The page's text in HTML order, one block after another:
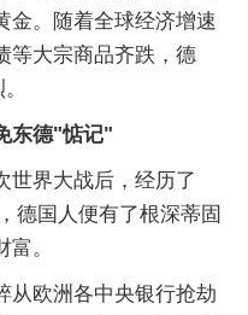
金。随着全球经济增速
等大宗商品齐跌，德
东德"惦记"
世界大战后，经历了
德国人便有了根深蒂固
。
从欧洲各中央银行抢劫